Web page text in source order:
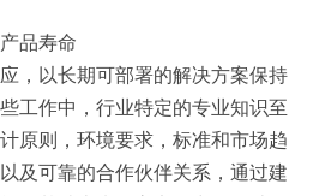
品寿命
，以长期可部署的解决方案保持
工作中，行业特定的专业知识至
原则，环境要求，标准和市场趋
及可靠的合作伙伴关系，通过建